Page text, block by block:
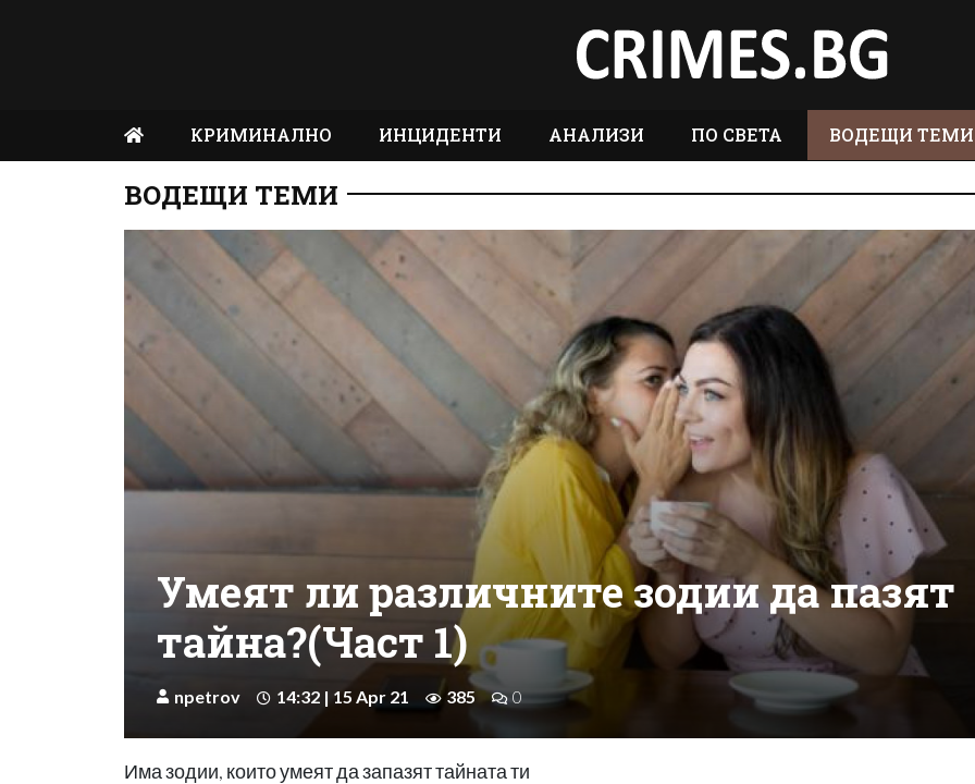
КРИМИНАЛНО ИНЦИДЕНТИ АНАЛИЗИ ПО СВЕТА ВОДЕЩИ ТЕМИ
ВОДЕЩИ ТЕМИ
Умеят ли различните зодии да пазят
тайна?(Част 1)
npetrov 14:32 | 15 Apr 21 385 0
Има зодии, които умеят да запазят тайната ти